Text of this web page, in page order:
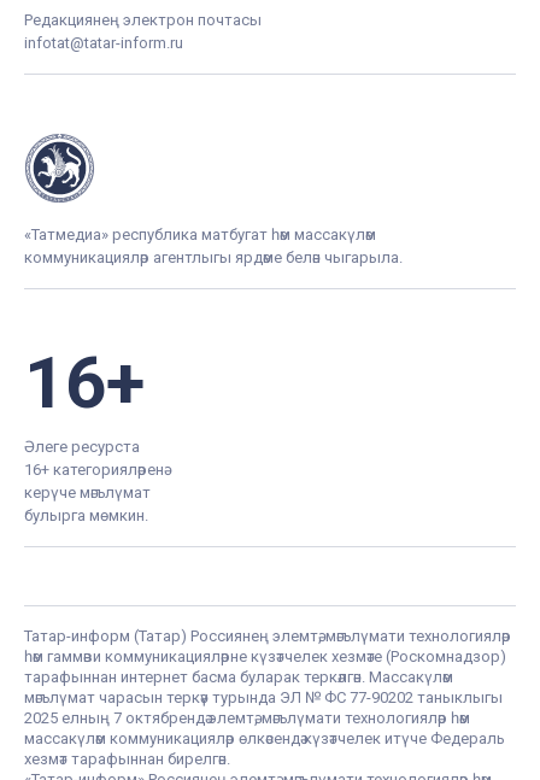
Редакциянең электрон почтасы
infotat@tatar-inform.ru
«Татмедиа» республика матбугат һәм массакүләм
коммуникацияләр агентлыгы ярдәме белән чыгарыла.
16+
Әлеге ресурста
16+ категорияләренә
керүче мәгълүмат
булырга мөмкин.
Татар-информ (Татар) Россиянең элемтә, мәгълүмати технологияләр
һәм гаммәви коммуникацияләрне күзәтчелек хезмәте (Роскомнадзор)
тарафыннан интернет басма буларак теркәлгән. Массакүләм
мәгълүмат чарасын теркәү турында ЭЛ № ФС 77-90202 таныклыгы
2025 елның 7 октябрендә элемтә, мәгълүмати технологияләр һәм
массакүләм коммуникацияләр өлкәсендә күзәтчелек итүче Федераль
хезмәт тарафыннан бирелгән.